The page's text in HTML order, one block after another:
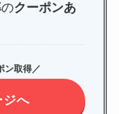
のクーポンあ
ン取得／
ジへ